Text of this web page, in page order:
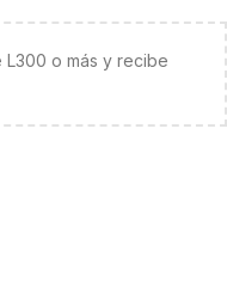
o más y recibe